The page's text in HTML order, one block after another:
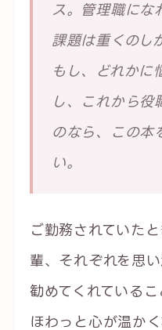
ス。管理職にな
課題は重くのし
もし、どれかに
し、これから役
のなら、この本
い。
ご勤務されていた
輩、それぞれを思
勧めてくれているこ
ほわっと心が温かく